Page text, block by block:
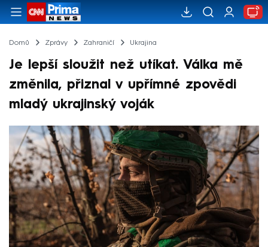
Domů Zprávy Zahraničí Ukrajina
Je lepší sloužit než utíkat. Válka mě
změnila, přiznal v upřímné zpovědi
mladý ukrajinský voják